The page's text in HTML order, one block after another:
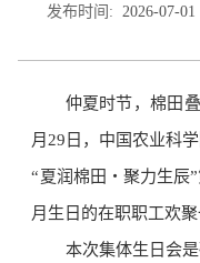
发布时间: 2026-07-01
仲夏时节，棉田
月29日，中国农业科
“夏润棉田・聚力生辰
月生日的在职职工欢
本次集体生日会